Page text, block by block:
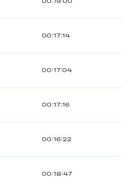
00:17:14
00:17:04
00:17:16
00:16:22
00:18:47